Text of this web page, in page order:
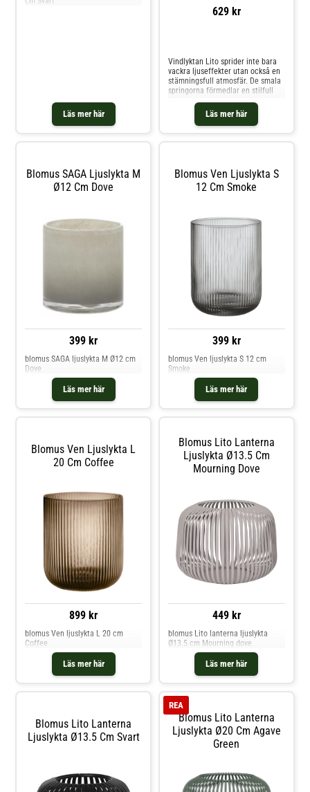
Läs mer här
629 kr
Läs mer här
Vindlyktan Lito sprider inte bara
vackra ljuseffekter utan också en
stämningsfull atmosfär. De smala
springorna förmedlar en stilfull
Blomus SAGA Ljuslykta M
Ø12 Cm Dove
399 kr
Läs mer här
blomus SAGA ljuslykta M Ø12 cm
Dove
Blomus Ven Ljuslykta S
12 Cm Smoke
399 kr
Läs mer här
blomus Ven ljuslykta S 12 cm
Smoke
Blomus Ven Ljuslykta L
20 Cm Coffee
899 kr
Läs mer här
blomus Ven ljuslykta L 20 cm
Coffee
Blomus Lito Lanterna
Ljuslykta Ø13.5 Cm
Mourning Dove
449 kr
Läs mer här
blomus Lito lanterna ljuslykta
Ø13.5 cm Mourning dove
Blomus Lito Lanterna
Ljuslykta Ø13.5 Cm Svart
Blomus Lito Lanterna
Ljuslykta Ø20 Cm Agave
Green
REA